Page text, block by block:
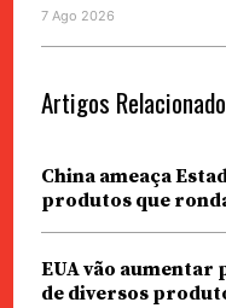
7 Ago 2026
Artigos
China ameaça
produtos que
EUA vão aumentar
de diversos